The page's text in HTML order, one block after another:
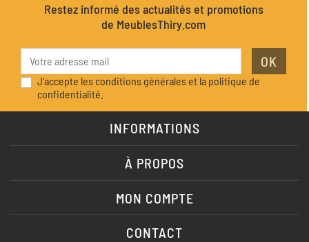
Restez informé des actualités et promotions
de MeublesThiry.com
OK
J'accepte les conditions générales et la politique de
confidentialité.
INFORMATIONS
À PROPOS
MON COMPTE
CONTACT